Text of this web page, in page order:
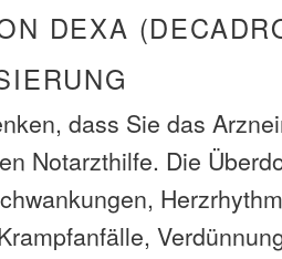
DEXA
dass Sie das
Notarzthilfe. Die